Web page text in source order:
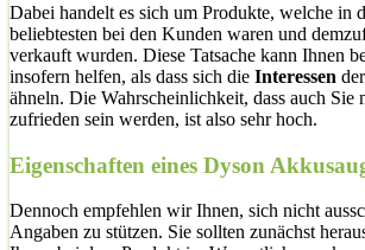
Dabei handelt es sich um Produkte, welche in
beliebtesten bei den Kunden waren und
verkauft wurden. Diese Tatsache kann Ihnen
insofern helfen, als dass sich die Interessen
ähneln. Die Wahrscheinlichkeit, dass auch Sie
zufrieden sein werden, ist also sehr hoch.
Eigenschaften eines Dyson
Dennoch empfehlen wir Ihnen, sich nicht
Angaben zu stützen. Sie sollten zunächst